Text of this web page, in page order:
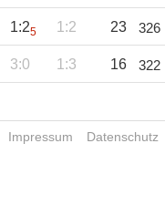
1:25 1:2 23 326
3:0 1:3 16 322
Impressum Datenschutz